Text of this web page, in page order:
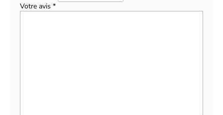
Votre avis *